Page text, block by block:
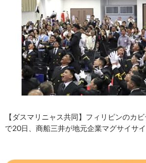
【ダスマリニャス共同】フィリピンのカ
で20日、商船三井が地元企業マグサイサ